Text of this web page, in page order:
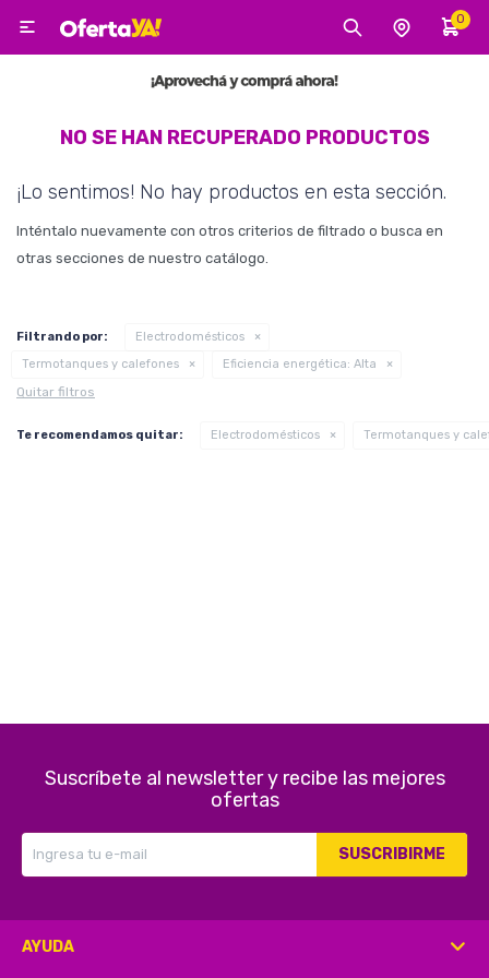
0

NO SE HAN RECUPERADO PRODUCTOS
¡Lo sentimos! No hay productos en esta sección.
Inténtalo nuevamente con otros criterios de filtrado o busca en
otras secciones de nuestro catálogo.
Filtrando por:
Electrodomésticos
Termotanques y calefones
Eficiencia energética: Alta
Quitar filtros
Te recomendamos quitar: Electrodomésticos Termotanques y
Suscríbete al newsletter y recibe las mejores
ofertas
SUSCRIBIRME
AYUDA
MI CUENTA
Tecnología
Tv, Audio y Video
Hogar y Jardín
Deportes y Tiempo Libre